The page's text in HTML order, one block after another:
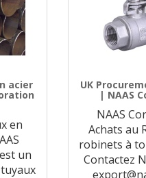
acier
en
un
UK
| NAAS
NAAS
Achats au
robinets à
Contactez